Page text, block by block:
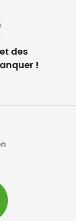
des
!